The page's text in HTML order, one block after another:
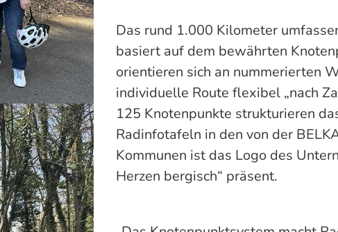
Das rund 1.000 Kilometer
basiert auf dem bewährten
orientieren sich an nummerierten
individuelle Route flexibel „nach
125 Knotenpunkte strukturieren
Radinfotafeln in den von der
Kommunen ist das Logo des
Herzen bergisch“ präsent.